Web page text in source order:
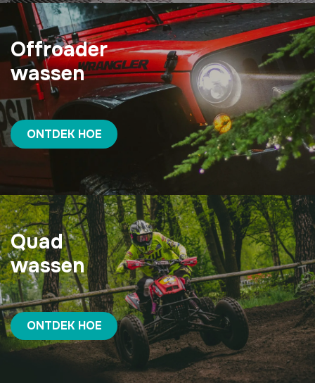
Offroader
wassen
ONTDEK HOE
Quad
wassen
ONTDEK HOE